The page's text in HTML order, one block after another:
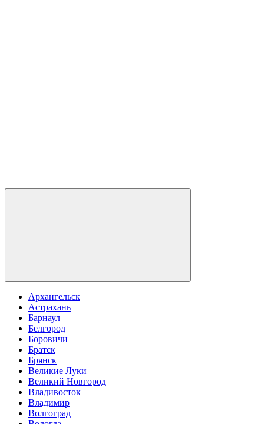
Архангельск
Астрахань
Барнаул
Белгород
Боровичи
Братск
Брянск
Великие Луки
Великий Новгород
Владивосток
Владимир
Волгоград